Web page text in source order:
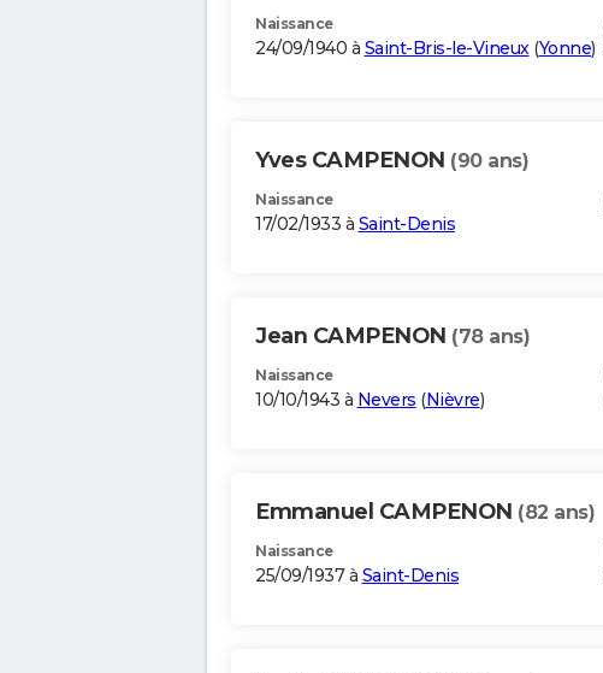
Naissance
24/09/1940 à Saint-Bris-le-Vineux(Yonne)
Yves CAMPENON (90 ans)
Naissance
17/02/1933 à Saint-Denis
Jean CAMPENON (78 ans)
Naissance
10/10/1943 à Nevers (Nièvre)
Emmanuel CAMPENON (82 ans)
Naissance
25/09/1937 à Saint-Denis